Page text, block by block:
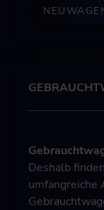
Deshalb
umfangreiche